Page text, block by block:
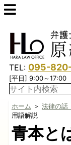
TEL: 095-
[平日] 9:00～17:00
ホーム ＞ 法律の話
用語解説
青本と